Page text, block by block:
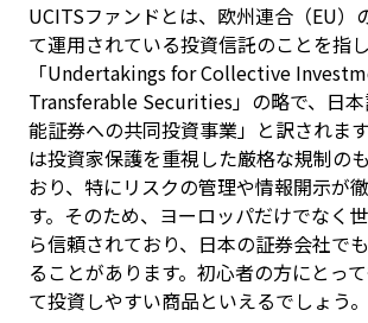
UCITSファンドとは、欧州連合（EU）
て運用されている投資信託のことを指
「Undertakings for Collective
Transferable Securities」の略で、日
能証券への共同投資事業」と訳されま
は投資家保護を重視した厳格な規制の
おり、特にリスクの管理や情報開示が
す。そのため、ヨーロッパだけでなく
ら信頼されており、日本の証券会社で
ることがあります。初心者の方にとっ
て投資しやすい商品といえるでしょう。